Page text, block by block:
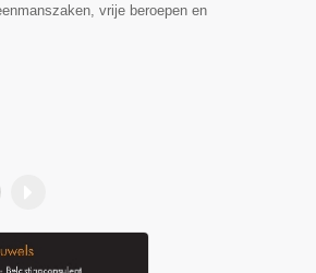
vrije beroepen en